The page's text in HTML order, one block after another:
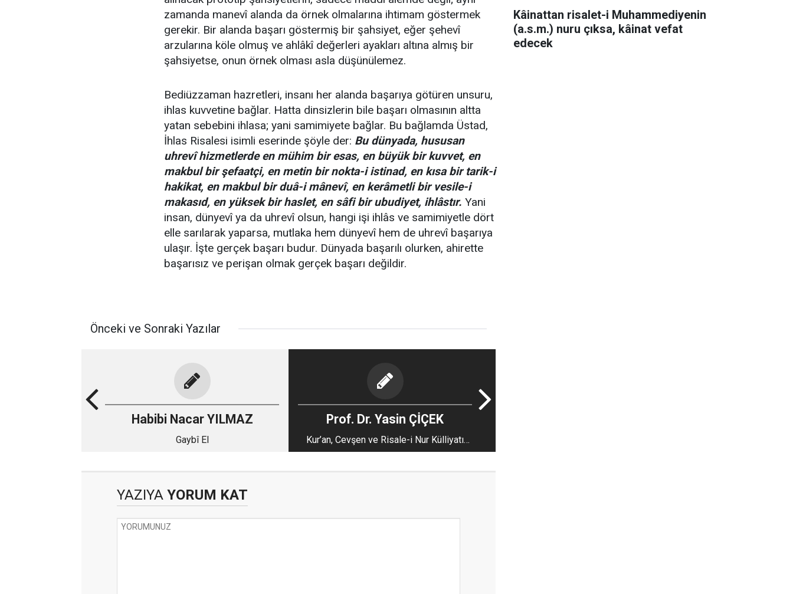
zamanda manevî alanda da örnek olmalarına ihtimam göstermek
gerekir. Bir alanda başarı göstermiş bir şahsiyet, eğer şehevî
arzularına köle olmuş ve ahlâkî değerleri ayakları altına almış bir
şahsiyetse, onun örnek olması asla düşünülemez.
Bediüzzaman hazretleri, insanı her alanda başarıya götüren unsuru,
ihlas kuvvetine bağlar. Hatta dinsizlerin bile başarı olmasının altta
yatan sebebini ihlasa; yani samimiyete bağlar. Bu bağlamda Üstad,
İhlas Risalesi isimli eserinde şöyle der: Bu dünyada, hususan
uhrevî hizmetlerde en mühim bir esas, en büyük bir kuvvet, en
makbul bir şefaatçi, en metin bir nokta-i istinad, en kısa bir tarik-i
hakikat, en makbul bir duâ-i mânevî, en kerâmetli bir vesile-i
makasıd, en yüksek bir haslet, en sâfi bir ubudiyet, ihlâstır. Yani
insan, dünyevî ya da uhrevî olsun, hangi işi ihlâs ve samimiyetle dört
elle sarılarak yaparsa, mutlaka hem dünyevî hem de uhrevî başarıya
ulaşır. İşte gerçek başarı budur. Dünyada başarılı olurken, ahirette
başarısız ve perişan olmak gerçek başarı değildir.
Önceki ve Sonraki Yazılar
Habibi Nacar YILMAZ
Gaybî El
Prof. Dr. Yasin ÇİÇEK
Kur’an, Cevşen ve Risale-i Nur Külliyatı
Işığında El-Fâtır
YAZIYA YORUM KAT
Kâinattan risalet-i Muhammediyenin
(a.s.m.) nuru çıksa, kâinat vefat
edecek